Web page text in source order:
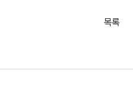
목록